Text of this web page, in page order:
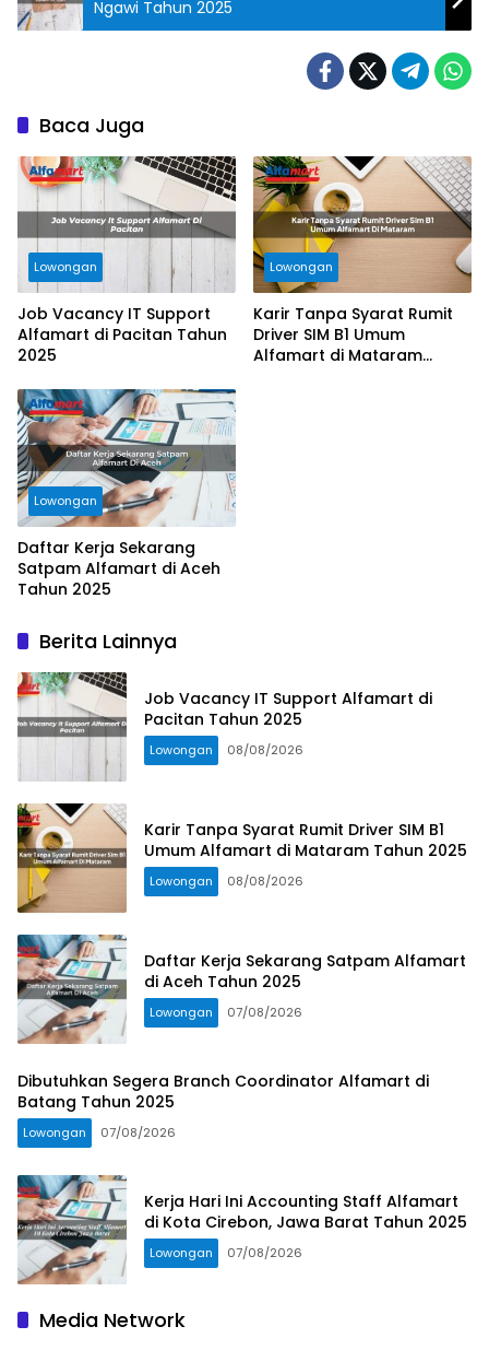
Ngawi Tahun 2025
Baca Juga
Lowongan
Job Vacancy IT Support
Alfamart di Pacitan Tahun
2025
Lowongan
Karir Tanpa Syarat Rumit
Driver SIM B1 Umum
Alfamart di Mataram
Lowongan
Daftar Kerja Sekarang
Satpam Alfamart di Aceh
Tahun 2025
Berita Lainnya
Job Vacancy IT Support Alfamart di
Pacitan Tahun 2025
Lowongan 08/08/2026
Karir Tanpa Syarat Rumit Driver SIM B1
Umum Alfamart di Mataram Tahun 2025
Lowongan 08/08/2026
Daftar Kerja Sekarang Satpam Alfamart
di Aceh Tahun 2025
Lowongan 07/08/2026
Dibutuhkan Segera Branch Coordinator Alfamart di
Batang Tahun 2025
Lowongan 07/08/2026
Kerja Hari Ini Accounting Staff Alfamart
di Kota Cirebon, Jawa Barat Tahun 2025
Lowongan 07/08/2026
Media Network